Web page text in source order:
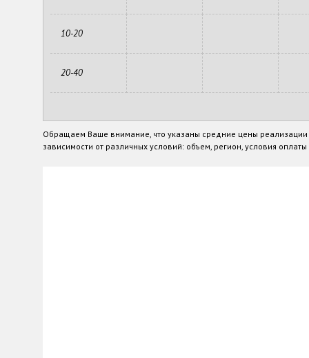
10-20
20-40
Обращаем Ваше внимание, что указаны средние цены реализации
зависимости от различных условий: объем, регион, условия оплаты